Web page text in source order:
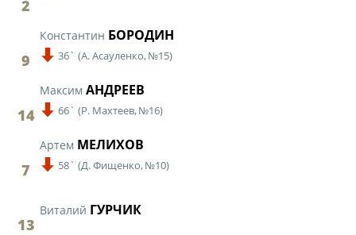
2
9
Константин БОРОДИН
36` (А. Асауленко, №15)
14
Максим АНДРЕЕВ
66` (Р. Махтеев, №16)
7
Артем МЕЛИХОВ
58` (Д. Фищенко, №10)
13
Виталий ГУРЧИК